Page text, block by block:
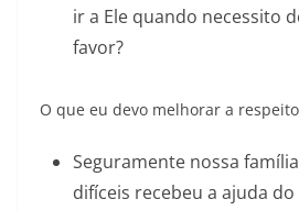
ir a Ele quando necessito
favor?
O que eu devo melhorar a
Seguramente nossa
difíceis recebeu a ajuda